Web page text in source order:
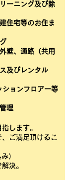
ーニング及び除
住宅等のお住ま
壁、通路（共用
及びレンタル
ションフロアー等
理
します。
ご満足頂けるこ
）
決。